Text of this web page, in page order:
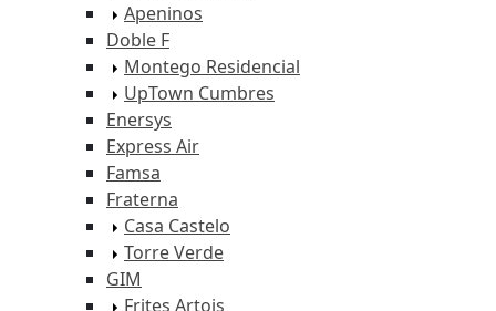
Apeninos
Doble F
Montego Residencial
UpTown Cumbres
Enersys
Express Air
Famsa
Fraterna
Casa Castelo
Torre Verde
GIM
Frites Artois